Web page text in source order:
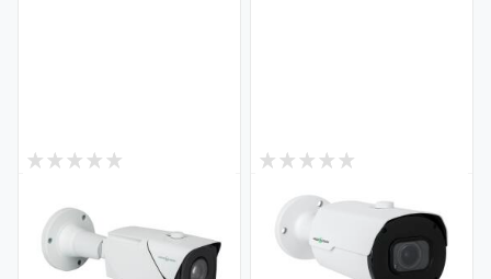
IP камера вулична 5MP POE
SD-карта GreenVision GV-
184-IP-IF-COS50-80 VMA
(Ultra AI)
IP камера вулична 5MP POE
SD-карта GreenVision GV-
173-IP-IF-COS50-30 VMA